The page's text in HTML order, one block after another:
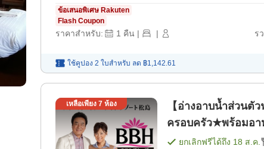
ข้อเสนอพิเศษ Rakuten
Flash Coupon
ราคาสำหรับ: 1 คืน | | ร
ใช้คูปอง 2 ใบสำหรับ ลด ฿1,142.61
เหลือเพียง 7ห้อง
【อ่างอาบน้ำส่วนตั
ครอบครัว★พร้อมอา
ยกเลิกฟรีได้ถึง 18 ส.ค.